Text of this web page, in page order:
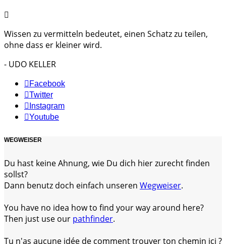
Wissen zu vermitteln bedeutet, einen Schatz zu teilen,
ohne dass er kleiner wird.
- UDO KELLER
Facebook
Twitter
Instagram
Youtube
WEGWEISER
Du hast keine Ahnung, wie Du dich hier zurecht finden
sollst?
Dann benutz doch einfach unseren Wegweiser.
You have no idea how to find your way around here?
Then just use our pathfinder.
Tu n'as aucune idée de comment trouver ton chemin ici ?